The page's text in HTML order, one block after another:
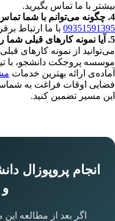
بیشتر با ما تماس بگیرید.
4. چگونه می‌توانم با شما تماس بگیرم؟
09351591395 با ما ارتباط
5. آیا نمونه کارهای قبلی شما را می‌توان دید؟
می‌توانید از نمونه کارهای
موسسه پروجکت دانشجو، با
آماده‌ی ارائه بهترین خدمات
فضایی اوقات فراغت به
این مسیر تضمین کنید.
انجام پروپوزال
اگر بعد از مطالعه